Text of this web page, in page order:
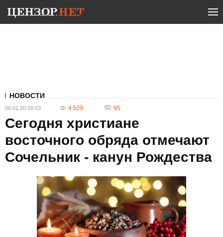
НОВОСТИ
06.01.20 09:53 4 529 95
Сегодня христиане
восточного обряда отмечают
Сочельник - канун Рождества